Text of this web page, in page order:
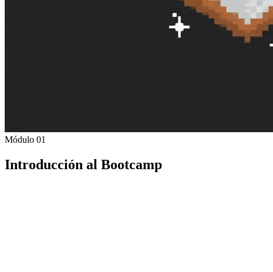
Módulo 01
Introducción al Bootcamp